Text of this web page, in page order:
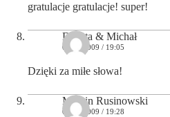
gratulacje gratulacje! super!
Dorota & Michał
05/05/2009 / 19:05
Dzięki za miłe słowa!
Marcin Rusinowski
05/05/2009 / 19:28